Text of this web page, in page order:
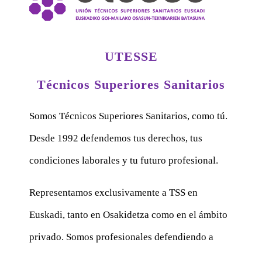
UTESSE
Técnicos Superiores Sanitarios
Somos Técnicos Superiores Sanitarios, como tú.
Desde 1992 defendemos tus derechos, tus
condiciones laborales y tu futuro profesional.
Representamos exclusivamente a TSS en
Euskadi, tanto en Osakidetza como en el ámbito
privado. Somos profesionales defendiendo a